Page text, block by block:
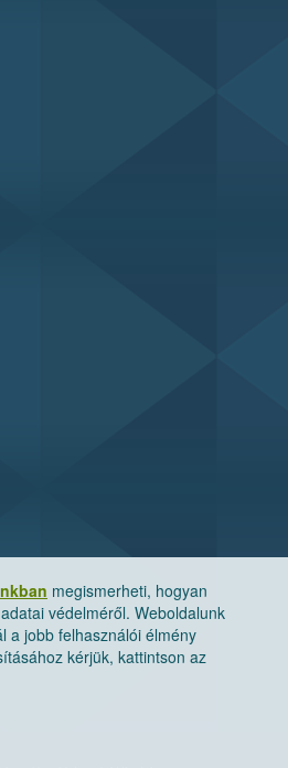
megismerheti, hogyan
védelméről. Weboldalunk
a jobb felhasználói élmény
kérjük, kattintson az